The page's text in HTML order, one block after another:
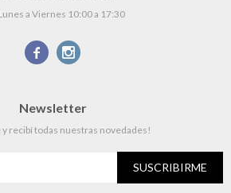
a Viernes 10:00 a 17:30
 
Newsletter
y recibí todas nuestras novedades!
SUSCRIBIRME